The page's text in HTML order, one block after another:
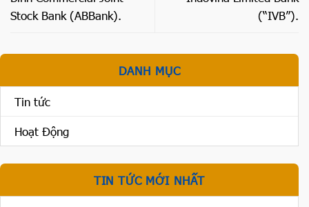
Stock Bank (ABBank).
(“IVB”).
DANH MỤC
Tin tức
Hoạt Động
TIN TỨC MỚI NHẤT